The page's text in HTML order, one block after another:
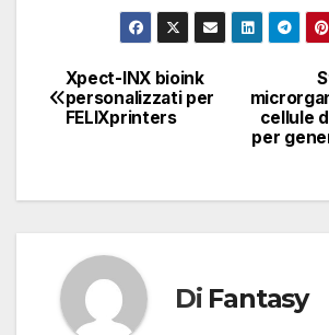
Navigazione
articoli
cellule
per
Xpect-INX bioink
personalizzati per
FELIXprinters
Di Fantasy